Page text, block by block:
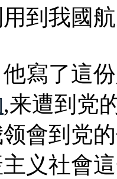
到我國
他寫了這
,来遭到党
會到党
义社會